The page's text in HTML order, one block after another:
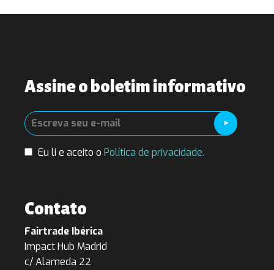
Assine o boletim informativo
Eu li e aceito o Política de privacidade.
Contato
Fairtrade Ibérica
Impact Hub Madrid
c/ Alameda 22